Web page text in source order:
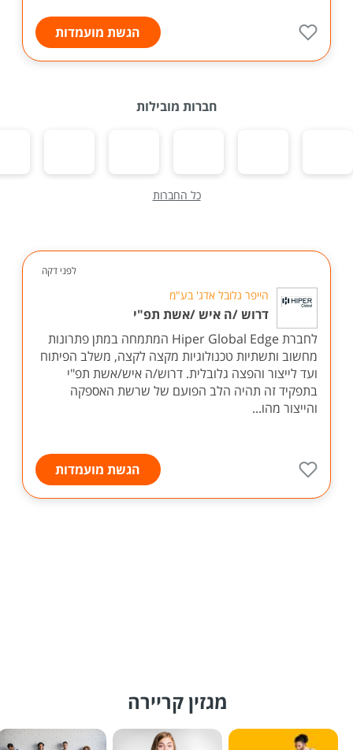
הגשת מועמדות
חברות מובילות
כל החברות
לפני דקה
הייפר גלובל אדג' בע"מ
דרוש /ה איש /אשת תפ"י
לחברת Hiper Global Edge המתמחה במתן פתרונות
מחשוב ותשתיות טכנולוגיות מקצה לקצה, משלב הפיתוח
ועד לייצור והפצה גלובלית. דרוש/ה איש/אשת תפ"י
בתפקיד זה תהיה הלב הפועם של שרשת האספקה
והייצור מהו...
הגשת מועמדות
מגזין קריירה